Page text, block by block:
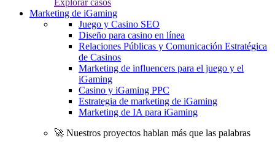
Explorar casos
Marketing de iGaming
Juego y Casino SEO
Diseño para casino en línea
Relaciones Públicas y Comunicación Estratégica
de Casinos
Marketing de influencers para el juego y el
iGaming
Casino y iGaming PPC
Estrategia de marketing de iGaming
Marketing de IA para iGaming
🚀 Nuestros proyectos hablan más que las palabras